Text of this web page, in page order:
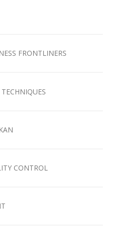
FRONTLINERS
CONTROL